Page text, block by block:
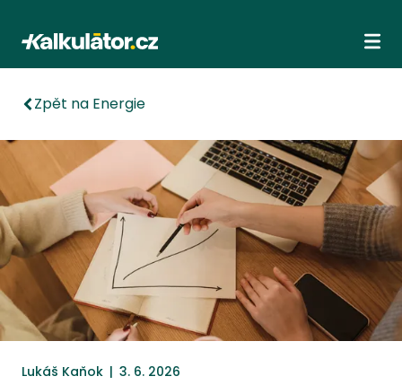
Kalkulátor.cz
Zpět na Energie
Lukáš Kaňok | 3. 6. 2026